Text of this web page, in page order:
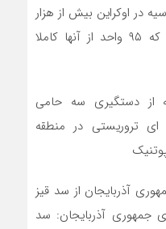
در اوکراین بیش از هزار
موسسه آموزشی آسیب دیده‌اند که ۹۵ واحد از آنها کاملا
از دستگیری سه حامی
تروریستی در منطقه
آذربایجان از سد قیز
جمهوری آذربایجان: سد